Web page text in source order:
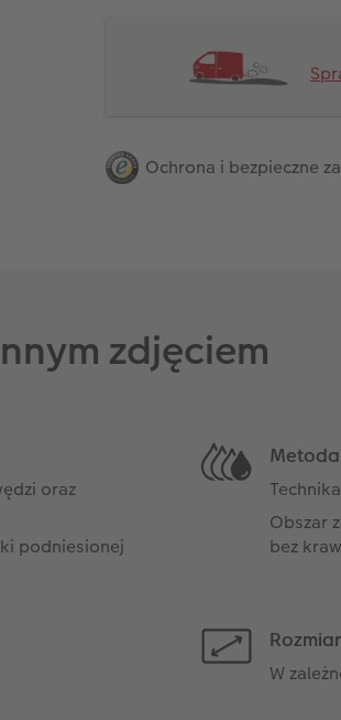
Ochrona i bezpieczne
zdjęciem
oraz
podniesionej
Obszar
bez
W